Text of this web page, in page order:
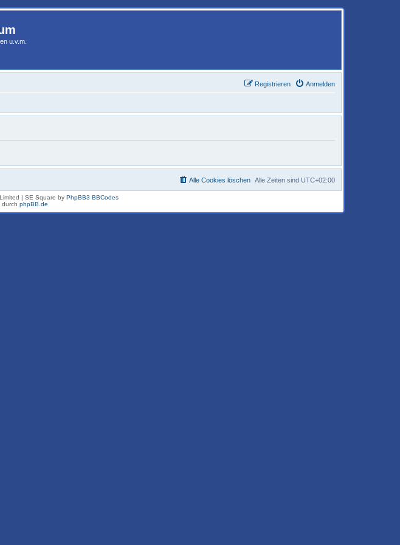
u.v.m.
Anmelden
Registrieren
Alle Zeiten sind UTC+02:00
Alle Cookies löschen
| SE Square by PhpBB3 BBCodes
durch phpBB.de